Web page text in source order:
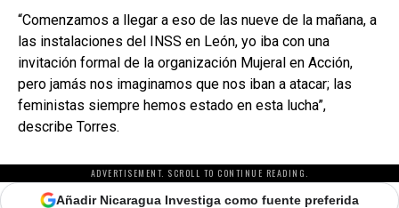
“Comenzamos a llegar a eso de las nueve de la mañana, a
las instalaciones del INSS en León, yo iba con una
invitación formal de la organización Mujeral en Acción,
pero jamás nos imaginamos que nos iban a atacar; las
feministas siempre hemos estado en esta lucha”,
describe Torres.
ADVERTISEMENT. SCROLL TO CONTINUE READING.
Añadir Nicaragua Investiga como fuente preferida